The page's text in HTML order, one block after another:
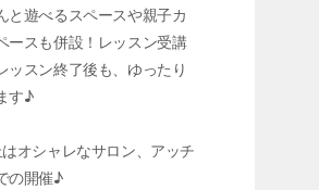
と遊べるスペースや親子カ
ースも併設！レッスン受講
ッスン終了後も、ゆったり
す♪
オシャレなサロン、アッチ
の開催♪